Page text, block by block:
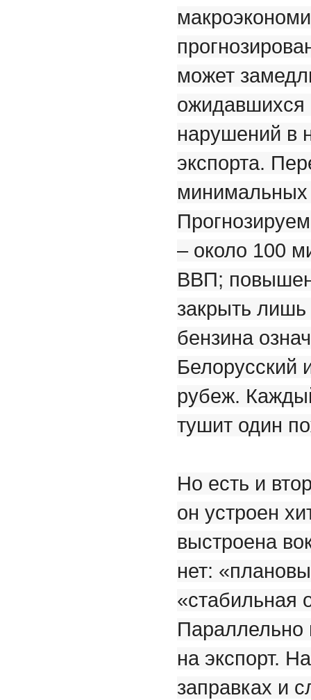
может
ожидавшихся
нарушений в
экспорта.
минимальных
– около 100
ВВП;
закрыть лишь
бензина
Белорусский
рубеж.
тушит один
Но есть и
он устроен
выстроена
нет:
«стабильная
Параллельно
на экспорт.
заправках и